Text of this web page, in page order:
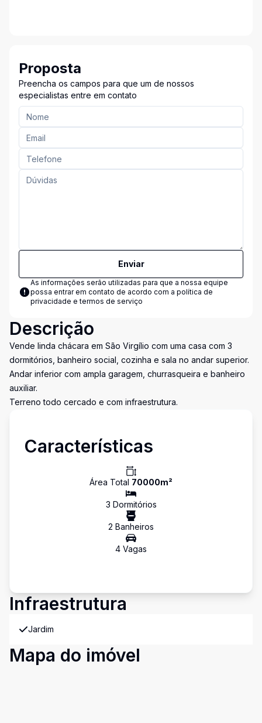
Proposta
Preencha os campos para que um de nossos
especialistas entre em contato
Enviar
As informações serão utilizadas para que a nossa equipe
possa entrar em contato de acordo com a política de
privacidade e termos de serviço
Descrição
Vende linda chácara em São Virgílio com uma casa com 3
dormitórios, banheiro social, cozinha e sala no andar superior.
Andar inferior com ampla garagem, churrasqueira e banheiro
auxiliar.
Terreno todo cercado e com infraestrutura.
Características
Área Total 70000m²
3 Dormitórios
2 Banheiros
4 Vagas
Infraestrutura
Jardim
Mapa do imóvel